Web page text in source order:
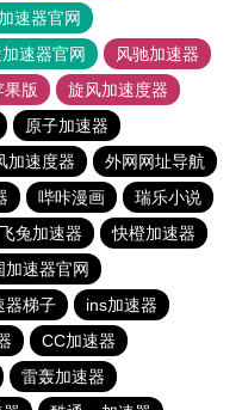
速器官网
速器官网
风驰加速器
果版
旋风加速度器
原子加速器
加速度器
外网网址导航
哔咔漫画
瑞乐小说
飞兔加速器
快橙加速器
加速器官网
器梯子
ins加速器
CC加速器
雷轰加速器